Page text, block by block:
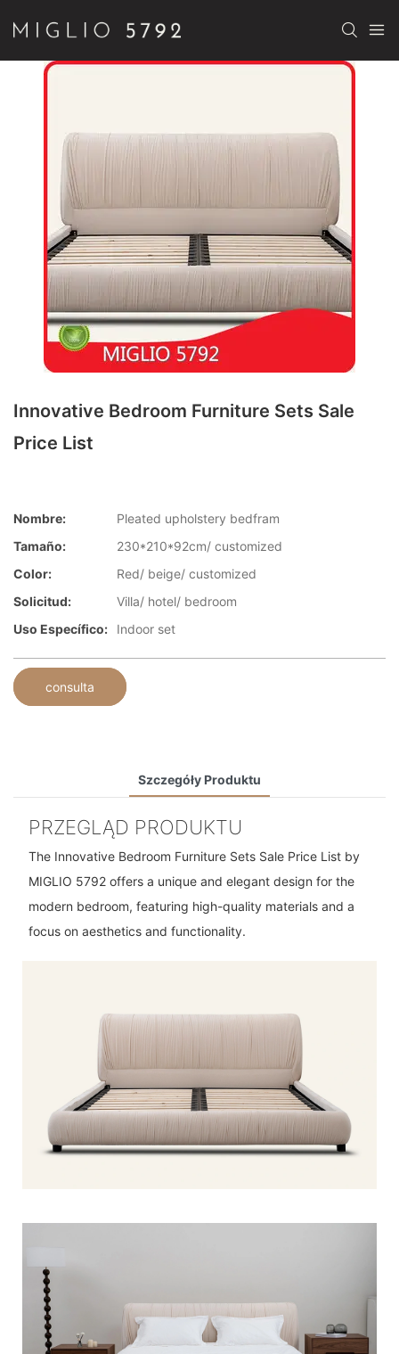
Innovative Bedroom Furniture Sets Sale
Price List
Nombre:
Pleated upholstery bedfram
Tamaño:
230*210*92cm/ customized
Color:
Red/ beige/ customized
Solicitud:
Villa/ hotel/ bedroom
Uso Específico:
Indoor set
consulta
Szczegóły Produktu
PRZEGLĄD PRODUKTU
The Innovative Bedroom Furniture Sets Sale Price List by
MIGLIO 5792 offers a unique and elegant design for the
modern bedroom, featuring high-quality materials and a
focus on aesthetics and functionality.